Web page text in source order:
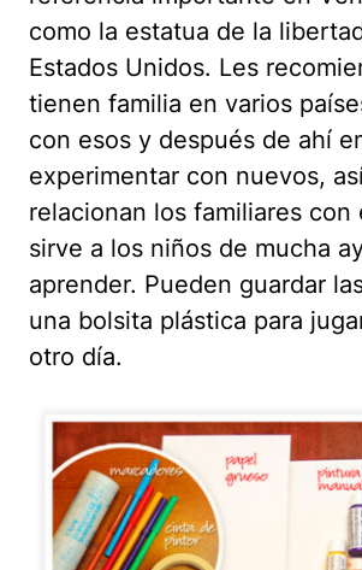
como la estatua de la
Estados Unidos. Les
tienen familia en varios
con esos y después de ahí
experimentar con nuevos,
relacionan los familiares con
sirve a los niños de mucha
aprender. Pueden guardar
una bolsita plástica para
otro día.